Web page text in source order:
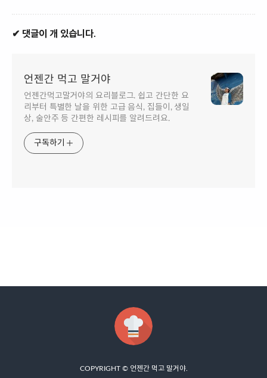
✔ 댓글이 개 있습니다.
언젠간 먹고 말거야
언젠간먹고말거야의 요리블로그. 쉽고 간단한 요
리부터 특별한 날을 위한 고급 음식, 집들이, 생일
상, 술안주 등 간편한 레시피를 알려드려요.
구독하기
COPYRIGHT © 언젠간 먹고 말거야.